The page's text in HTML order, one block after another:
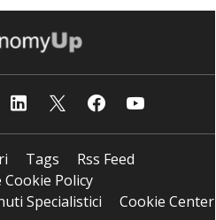
Tags
Rss Feed
Cookie Policy
Specialistici
Cookie Center